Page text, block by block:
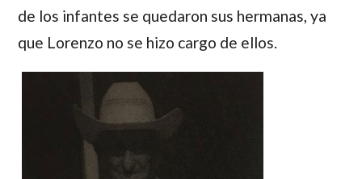
de los infantes se quedaron sus hermanas, ya
que Lorenzo no se hizo cargo de ellos.